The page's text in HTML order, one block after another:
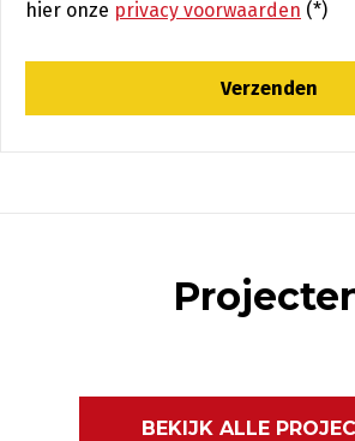
hier onze privacy voorwaarden (*)
BEKIJK ALLE